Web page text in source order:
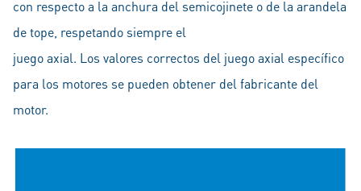
con respecto a la anchura del semicojinete o de la arandela
de tope, respetando siempre el
juego axial. Los valores correctos del juego axial específico
para los motores se pueden obtener del fabricante del
motor.